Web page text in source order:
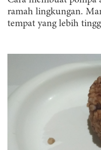
ramah lingkungan.
tempat yang lebih